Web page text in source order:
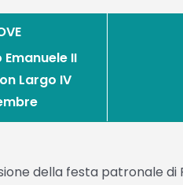
II
Largo IV
della festa patronale di